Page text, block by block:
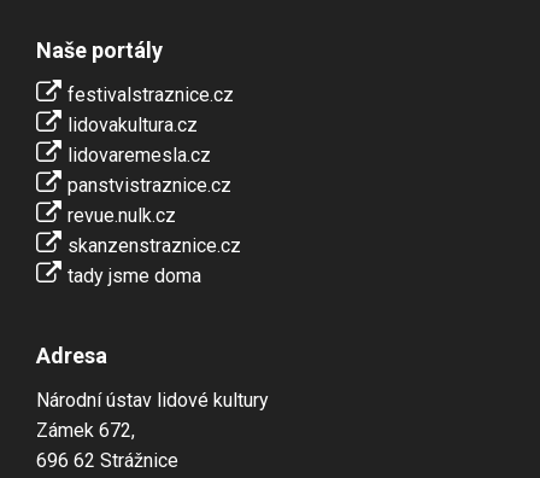
Naše portály
festivalstraznice.cz
lidovakultura.cz
lidovaremesla.cz
panstvistraznice.cz
revue.nulk.cz
skanzenstraznice.cz
tady jsme doma
Adresa
Národní ústav lidové kultury
Zámek 672,
696 62 Strážnice